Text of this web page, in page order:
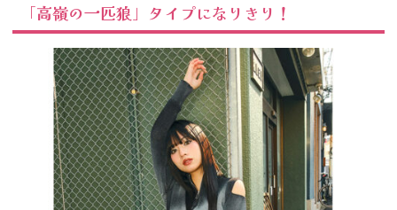
「高嶺の一匹狼」タイプになりきり！